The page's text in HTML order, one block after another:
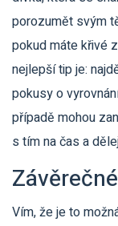
porozumět svým
pokud máte křivé
nejlepší tip je:
pokusy o
případě mohou
s tím na čas a
Vím, že je to